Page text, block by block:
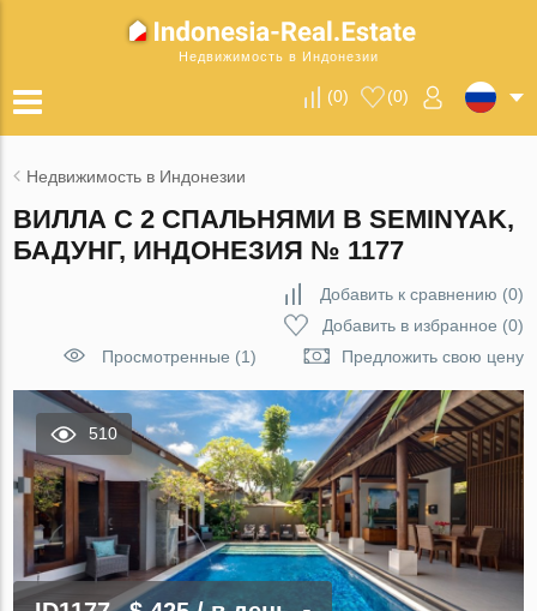
Недвижимость в Индонезии
(0) (0)
Недвижимость в Индонезии
ВИЛЛА С 2 СПАЛЬНЯМИ В SEMINYAK,
БАДУНГ, ИНДОНЕЗИЯ № 1177
Добавить к сравнению (0)
Добавить в избранное (0)
Просмотренные (1)
Предложить свою цену
510